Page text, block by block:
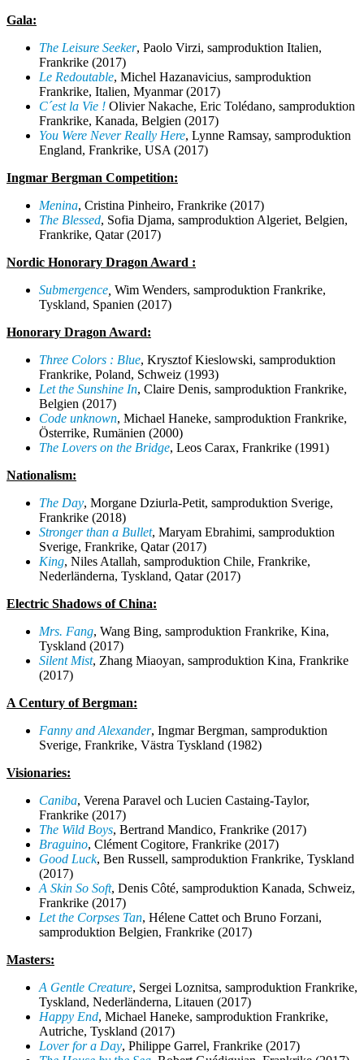
Gala:
The Leisure Seeker, Paolo Virzi, samproduktion Italien,
Frankrike (2017)
Le Redoutable, Michel Hazanavicius, samproduktion
Frankrike, Italien, Myanmar (2017)
C´est la Vie ! Olivier Nakache, Eric Tolédano, samproduktion
Frankrike, Kanada, Belgien (2017)
You Were Never Really Here, Lynne Ramsay, samproduktion
England, Frankrike, USA (2017)
Ingmar Bergman Competition:
Menina, Cristina Pinheiro, Frankrike (2017)
The Blessed, Sofia Djama, samproduktion Algeriet, Belgien,
Frankrike, Qatar (2017)
Nordic Honorary Dragon Award :
Submergence Wim Wenders, samproduktion Frankrike,
Tyskland, Spanien (2017)
Honorary Dragon Award:
Three Colors : Blue, Krysztof Kieslowski, samproduktion
Frankrike, Poland, Schweiz (1993)
Let the Sunshine In, Claire Denis, samproduktion Frankrike,
Belgien (2017)
Code unknown, Michael Haneke, samproduktion Frankrike,
Österrike, Rumänien (2000)
The Lovers on the Bridge, Leos Carax, Frankrike (1991)
Nationalism:
The Day, Morgane Dziurla-Petit, samproduktion Sverige,
Frankrike (2018)
Stronger than a Bullet, Maryam Ebrahimi, samproduktion
Sverige, Frankrike, Qatar (2017)
King, Niles Atallah, samproduktion Chile, Frankrike,
Nederländerna, Tyskland, Qatar (2017)
Electric Shadows of China:
Mrs. Fang, Wang Bing, samproduktion Frankrike, Kina,
Tyskland (2017)
Silent Mist, Zhang Miaoyan, samproduktion Kina, Frankrike
(2017)
A Century of Bergman:
Fanny and Alexander, Ingmar Bergman, samproduktion
Sverige, Frankrike, Västra Tyskland (1982)
Visionaries:
Caniba, Verena Paravel och Lucien Castaing-Taylor,
Frankrike (2017)
The Wild Boys, Bertrand Mandico, Frankrike (2017)
Braguino, Clément Cogitore, Frankrike (2017)
Good Luck, Ben Russell, samproduktion Frankrike, Tyskland
(2017)
A Skin So Soft, Denis Côté, samproduktion Kanada, Schweiz,
Frankrike (2017)
Let the Corpses Tan, Hélene Cattet och Bruno Forzani,
samproduktion Belgien, Frankrike (2017)
Masters:
A Gentle Creature, Sergei Loznitsa, samproduktion Frankrike,
Tyskland, Nederländerna, Litauen (2017)
Happy End, Michael Haneke, samproduktion Frankrike,
Autriche, Tyskland (2017)
Lover for a Day, Philippe Garrel, Frankrike (2017)